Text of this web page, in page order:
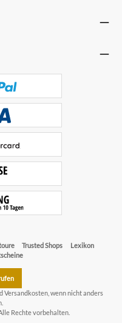
Trusted Shops
Lexikon
Versandkosten, wenn nicht anders
Rechte vorbehalten.